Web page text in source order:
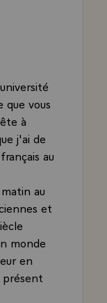
vous
à
j'ai de
au
au
et
monde
en
présent